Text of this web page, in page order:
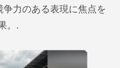
力のある表現に焦点を
。.